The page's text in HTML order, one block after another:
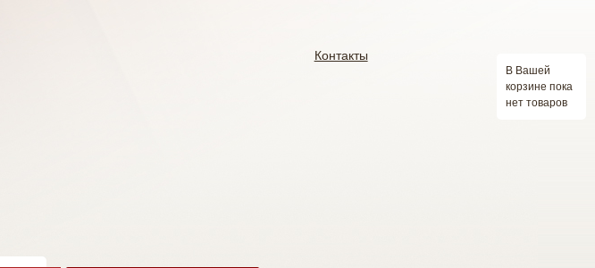
Контакты
В Вашей
корзине пока
нет товаров